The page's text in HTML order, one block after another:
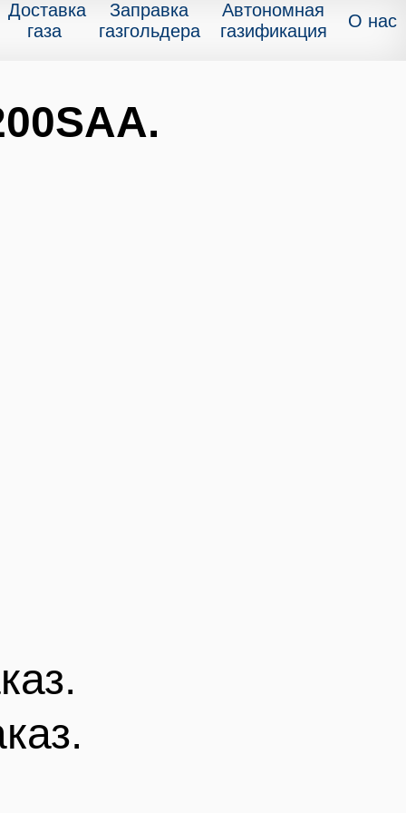
Доставка
газа
Заправка
газгольдера
Автономная
газификация
О нас